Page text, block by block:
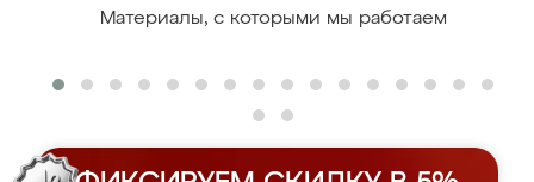
Материалы, с которыми мы работаем